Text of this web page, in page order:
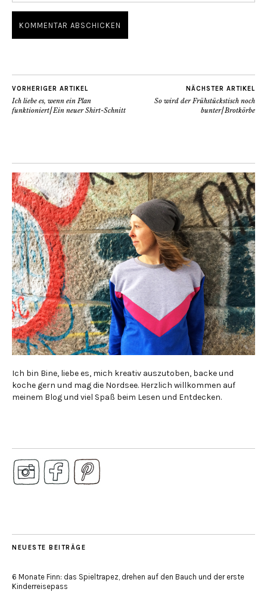
VORHERIGER ARTIKEL
Ich liebe es, wenn ein Plan
funktioniert⎜Ein neuer Shirt-Schnitt
NÄCHSTER ARTIKEL
So wird der Frühstückstisch noch
bunter⎜Brotkörbe
Ich bin Bine, liebe es, mich kreativ auszutoben, backe und
koche gern und mag die Nordsee. Herzlich willkommen auf
meinem Blog und viel Spaß beim Lesen und Entdecken.
NEUESTE BEITRÄGE
6 Monate Finn: das Spieltrapez, drehen auf den Bauch und der erste
Kinderreisepass